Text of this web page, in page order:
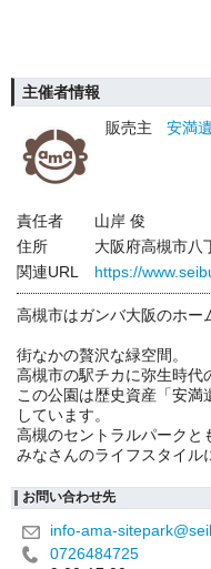
主催者情報
販売主
安満
責任者
山岸 俊
住所
大阪府高槻市八
関連URL
https://
高槻市はガンバ大阪のホー
街なかの贅沢な緑空間。
高槻市の駅チカに弥生時代
この公園は歴史資産「安
しています。
高槻のセントラルパークと
みなさんのライフスタイル
お問い合わせ先
info-ama-
0726484725